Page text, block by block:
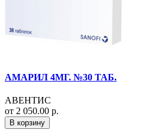
АМАРИЛ 4МГ. №30 ТАБ.
АВЕНТИС
от 2 050.00 р.
В корзину